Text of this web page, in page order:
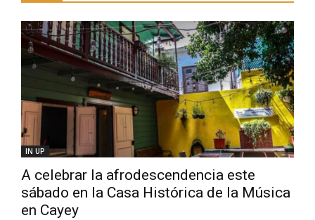
IN UP
A celebrar la afrodescendencia este
sábado en la Casa Histórica de la Música
en Cayey